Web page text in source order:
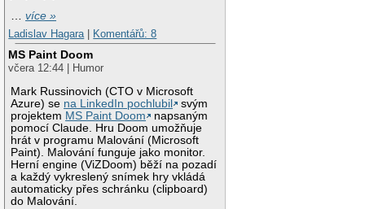
…více »
Ladislav Hagara
Komentářů: 8
MS Paint Doom
včera 12:44 | Humor
Mark Russinovich (CTO v Microsoft
Azure) se na LinkedIn pochlubil
svým
projektem MS Paint Doom
napsaným
pomocí Claude. Hru Doom umožňuje
hrát v programu Malování (Microsoft
Paint). Malování funguje jako monitor.
Herní engine (ViZDoom) běží na pozadí
a každý vykreslený snímek hry vkládá
automaticky přes schránku (clipboard)
do Malování.